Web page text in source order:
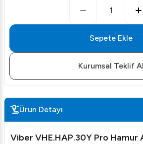
1
Sepete Ekle
Kurumsal Teklif Al
Ürün Detayı
Viber VHE.HAP.30Y Pro Hamur